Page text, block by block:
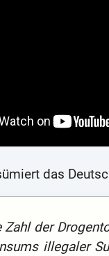
das
Zahl der
illegaler